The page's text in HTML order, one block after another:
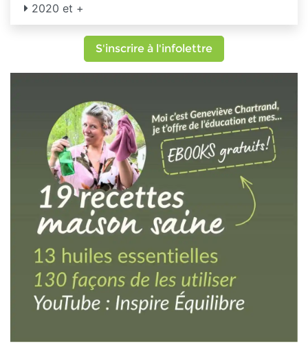
2020 et +
S'inscrire à l'infolettre